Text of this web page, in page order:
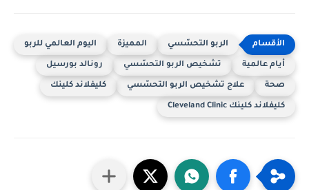
الربو التحسّسي المميزة اليوم العالمي للربو
أيام عالمية تشخيص الربو التحسّسي رونالد بورسيل
صحة علاج تشخيص الربو التحسّسي كليفلاند كلينك
كليفلاند كلينك Cleveland Clinic